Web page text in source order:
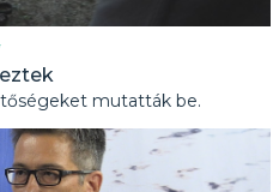
mutatták be.